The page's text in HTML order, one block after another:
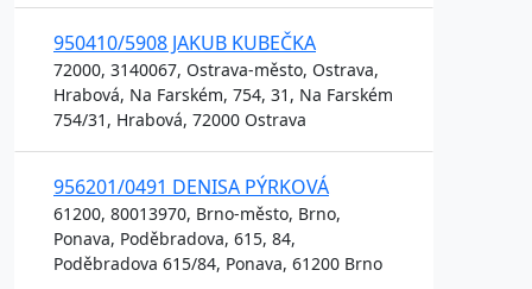
950410/5908 JAKUB KUBEČKA
72000, 3140067, Ostrava-město, Ostrava,
Hrabová, Na Farském, 754, 31, Na Farském
754/31, Hrabová, 72000 Ostrava
956201/0491 DENISA PÝRKOVÁ
61200, 80013970, Brno-město, Brno,
Ponava, Poděbradova, 615, 84,
Poděbradova 615/84, Ponava, 61200 Brno